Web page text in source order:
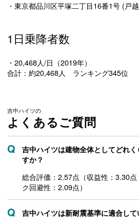
・東京都品川区平塚二丁目16番1号 (戸
1日乗降者数
・20,468人/日（2019年）
合計：約20,468人 ランキング345位
吉中ハイツの
よくあるご質問
吉中ハイツは建物全体としてどれ
すか？
総合評価：2.57点（収益性：3.30
ク回避性：2.09点）
吉中ハイツは新耐震基準に適合して